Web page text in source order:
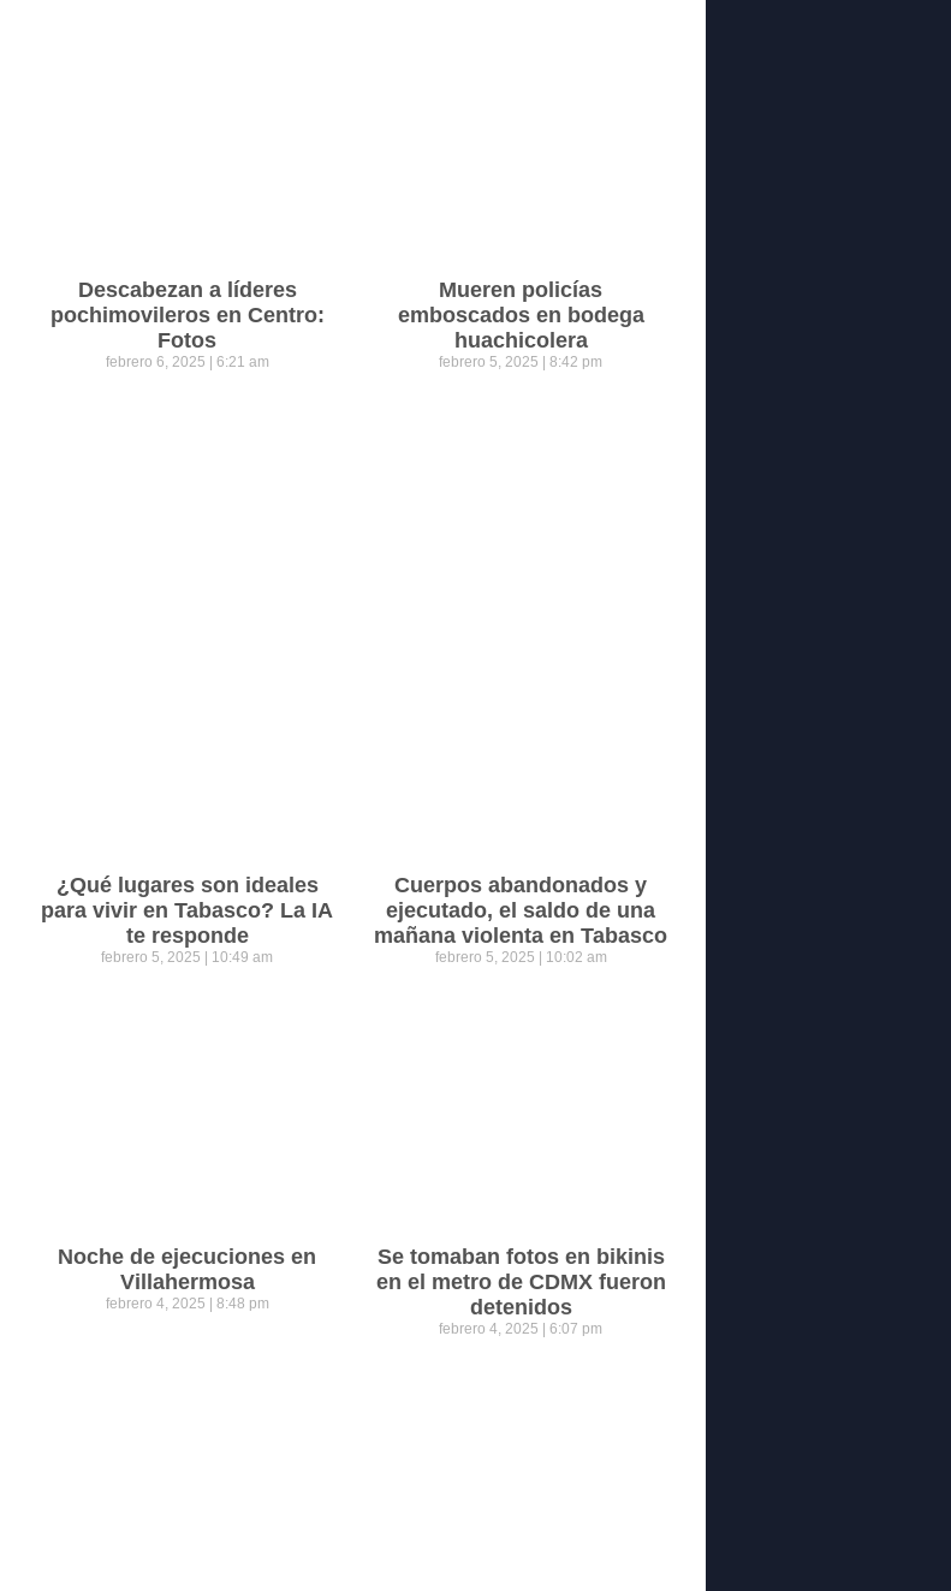
Descabezan a líderes
pochimovileros en Centro:
Fotos
febrero 6, 2025 6:21 am
Mueren policías
emboscados en bodega
huachicolera
febrero 5, 2025 8:42 pm
¿Qué lugares son ideales
para vivir en Tabasco? La IA
te responde
febrero 5, 2025 10:49 am
Cuerpos abandonados y
ejecutado, el saldo de una
mañana violenta en Tabasco
febrero 5, 2025 10:02 am
Noche de ejecuciones en
Villahermosa
febrero 4, 2025 8:48 pm
Se tomaban fotos en bikinis
en el metro de CDMX fueron
detenidos
febrero 4, 2025 6:07 pm